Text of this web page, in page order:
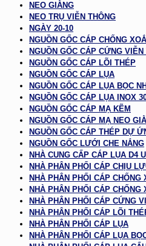
NEO GIẰNG
NEO TRỤ VIỄN THÔNG
NGÀY 20-10
NGUỒN GỐC CÁP CHỐNG
NGUỒN GỐC CÁP CỨNG VIỄN
NGUỒN GỐC CÁP LÕI THÉP
NGUỒN GỐC CÁP LỤA
NGUỒN GỐC CÁP LỤA BỌC
NGUỒN GỐC CÁP LỤA INOX
NGUỒN GỐC CÁP MẠ KẼM
NGUỒN GỐC CÁP MẠ NEO
NGUỒN GỐC CÁP THÉP DỰ
NGUỒN GỐC LƯỚI CHE NẮNG
NHÀ CUNG CẤP CÁP LỤA D4
NHÀ PHÂN PHỐI CÁP CHỊU
NHÀ PHÂN PHỐI CÁP CHỐNG
NHÀ PHÂN PHỐI CÁP CHỐNG
NHÀ PHÂN PHỐI CÁP CỨNG
NHÀ PHÂN PHỐI CÁP LÕI
NHÀ PHÂN PHỐI CÁP LỤA
NHÀ PHÂN PHỐI CÁP LỤA